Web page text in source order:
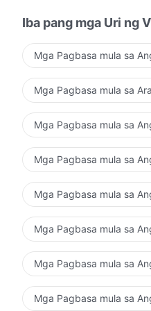
Iba pang mga Uri ng
Mga Pagbasa mula sa
Mga Pagbasa mula sa
Mga Pagbasa mula sa
Mga Pagbasa mula sa
Mga Pagbasa mula sa
Mga Pagbasa mula sa
Mga Pagbasa mula sa
Mga Pagbasa mula sa